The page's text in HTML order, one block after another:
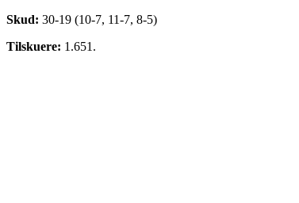
Skud: 30-19 (10-7, 11-7, 8-5)
Tilskuere: 1.651.